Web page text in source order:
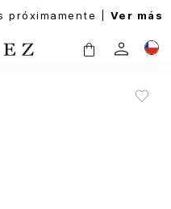
próximamente | Ver más